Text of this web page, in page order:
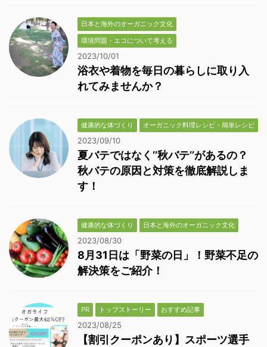
日本と海外のオーガニック文化
環境問題・エコについて考える
2023/10/01
浴衣や着物を毎日の暮らしに取り入
れてみませんか？
健康的な体づくり オーガニック料理レシピ・簡単レシピ
2023/09/10
夏バテではなく’’秋バテ’’があるの？
秋バテの原因と対策を徹底解説しま
す！
健康的な体づくり 日本と海外のオーガニック文化
2023/08/30
8月31日は「野菜の日」！野菜不足の
解決策をご紹介！
PR トップストーリー おすすめ記事
2023/08/25
【割引クーポンあり】スポーツ選手